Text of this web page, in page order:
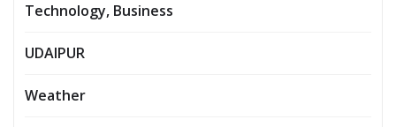
Technology, Business
UDAIPUR
Weather